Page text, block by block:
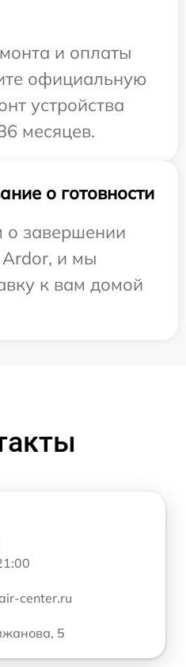
и оплаты
официальную
устройства
месяцев.
о готовности
завершении
Ardor, и мы
к вам домой
center.ru
5